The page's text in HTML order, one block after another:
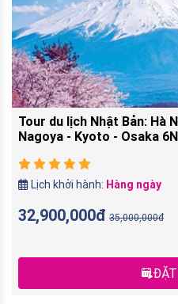
Tour du lịch Nhật Bản: Hà
Nagoya - Kyoto - Osaka
Lịch khởi hành: Hàng ngày
32,900,000đ 35,000,000đ
ĐẶT